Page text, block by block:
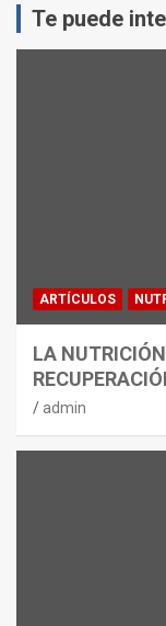
Te puede
ARTÍCULOS
LA
admin